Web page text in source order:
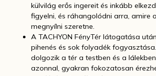
külvilág erős ingereit és inkább
figyelni, és ráhangolódni arra, amire
megnyílni szeretne.
A TACHYON FényTér látogatása
pihenés és sok folyadék
dolgozik a tér a testben és a
azonnal, gyakran fokozatosan